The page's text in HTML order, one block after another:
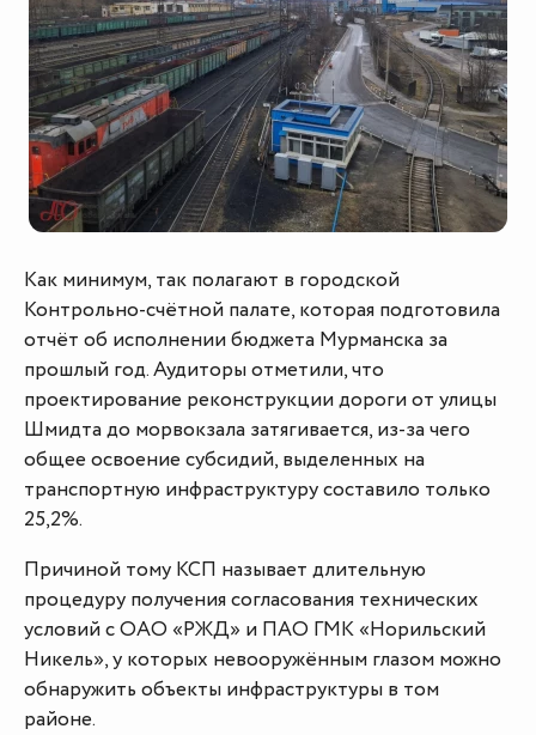
Как минимум, так полагают в городской
Контрольно-счётной палате, которая подготовила
отчёт об исполнении бюджета Мурманска за
прошлый год. Аудиторы отметили, что
проектирование реконструкции дороги от улицы
Шмидта до морвокзала затягивается, из-за чего
общее освоение субсидий, выделенных на
транспортную инфраструктуру составило только
25,2%.
Причиной тому КСП называет длительную
процедуру получения согласования технических
условий с ОАО «РЖД» и ПАО ГМК «Норильский
Никель», у которых невооружённым глазом можно
обнаружить объекты инфраструктуры в том
районе.